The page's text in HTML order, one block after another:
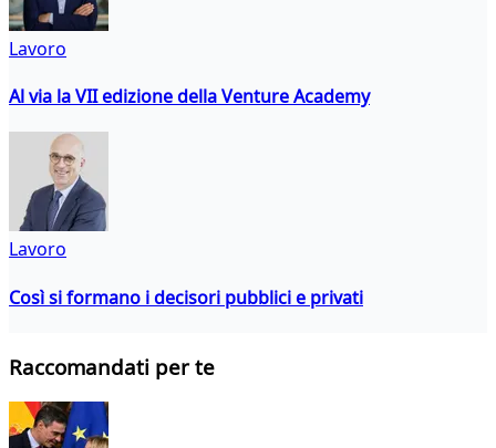
Lavoro
Al via la VII edizione della Venture Academy
Lavoro
Così si formano i decisori pubblici e privati
Raccomandati per te